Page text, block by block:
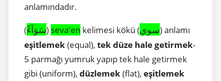
anlamındadır.
(سَوَآءً) seva'en kelimesi kökü (سوي) anlamı
eşitlemek(equal), tek düze hale getirmek-
5 parmağı yumruk yapıp tek hale getirmek
gibi (uniform), düzlemek(flat), eşitlemek